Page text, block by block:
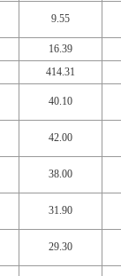
9.55
16.39
414.31
40.10
42.00
38.00
31.90
29.30